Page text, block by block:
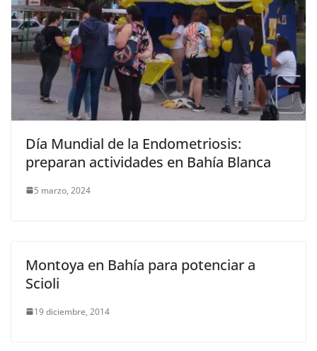
Día Mundial de la Endometriosis:
preparan actividades en Bahía Blanca
5 marzo, 2024
Montoya en Bahía para potenciar a
Scioli
19 diciembre, 2014